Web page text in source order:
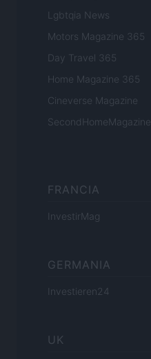
Lgbtqia News
Motors Magazine 365
Day Travel 365
Home Magazine 365
Cineverse Magazine
SecondHomeMagazine
FRANCIA
InvestirMag
GERMANIA
Investieren24
UK